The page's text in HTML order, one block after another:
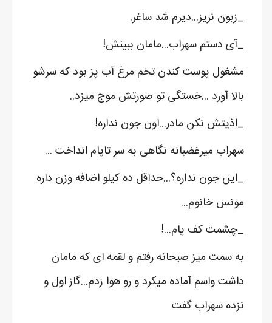
_زبون نریز...دیرم شد ساغر.
_آی دستم سهراب...مامان ببینش!
مشغول پوست کندن تخم مرغ آب پز بود که سرشو
بالا آورد ...خستگی تو صورتش موج میزد..
_اذیتش نکن مادر...اون جون نداره!
سهراب میرغضبانه نگاهی به سر تاپام انداخت ...
_این جون نداره؟...حداقل ده کیلو اضافه وزن داره
مونس خانوم...
_چشمت کف پام...!
به سمت میز صبحانه رفتم و لقمه ای که مامان
داشت واسم آماده میکرد و رو هوا زدم...گاز اول و
نزده سهراب گفت